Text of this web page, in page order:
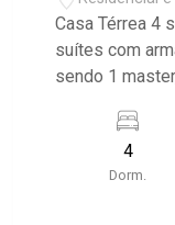
Preto/SP
Casa Térrea 4
suítes com
sendo 1
espelho; -
- Sala de
Lavabo; -
4
Dorm.